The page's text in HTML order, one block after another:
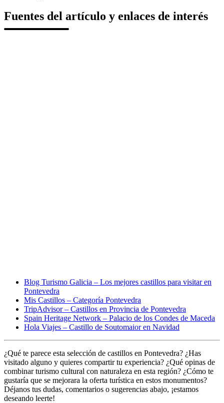
Fuentes del artículo y enlaces de interés
Blog Turismo Galicia – Los mejores castillos para visitar en
Pontevedra
Mis Castillos – Categoría Pontevedra
TripAdvisor – Castillos en Provincia de Pontevedra
Spain Heritage Network – Palacio de los Condes de Maceda
Hola Viajes – Castillo de Soutomaior en Navidad
¿Qué te parece esta selección de castillos en Pontevedra? ¿Has
visitado alguno y quieres compartir tu experiencia? ¿Qué opinas de
combinar turismo cultural con naturaleza en esta región? ¿Cómo te
gustaría que se mejorara la oferta turística en estos monumentos?
Déjanos tus dudas, comentarios o sugerencias abajo, ¡estamos
deseando leerte!